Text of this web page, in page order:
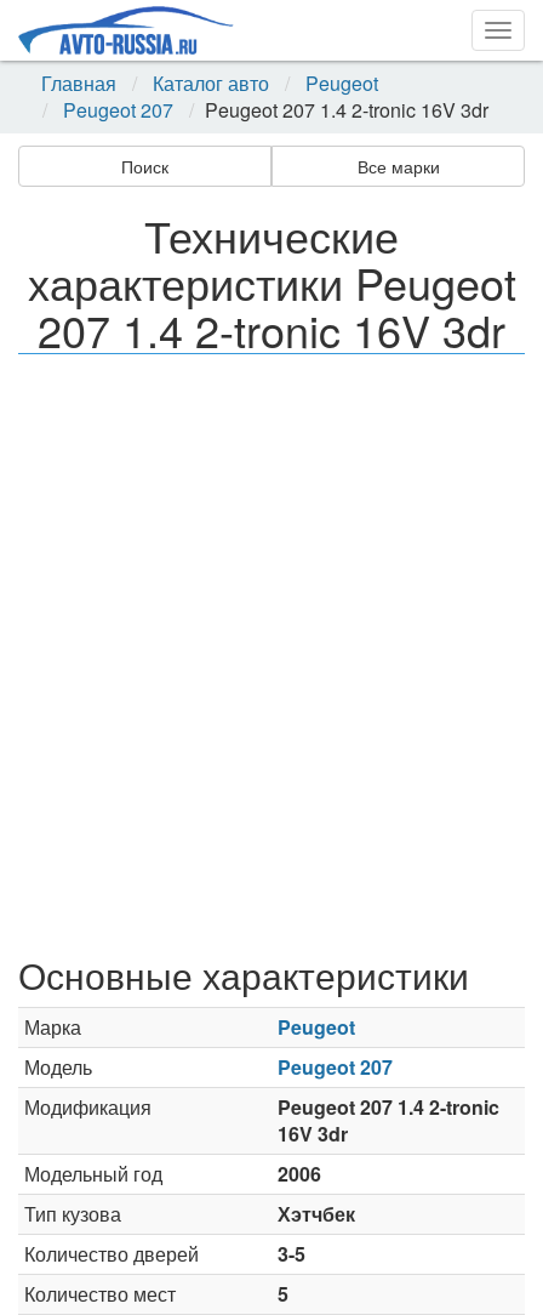
Главная
Каталог авто
Peugeot
Peugeot 207
Peugeot 207 1.4 2-tronic 16V 3dr
Поиск Все марки
Технические
характеристики Peugeot
207 1.4 2-tronic 16V 3dr
Основные характеристики
Марка
Peugeot
Модель
Peugeot 207
Модификация
Peugeot 207 1.4 2-tronic
16V 3dr
Модельный год
2006
Тип кузова
Хэтчбек
Количество дверей
3-5
Количество мест
5